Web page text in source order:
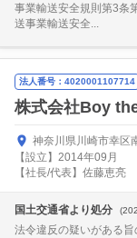
事業輸送安全規則第3条
送事業輸送安全...
法人番号：4020001107714
株式会社Boy
神奈川県川崎市幸区
【設立】2014年09月
【社長/代表】佐藤恵亮
国土交通省より処分
法令違反の疑いがある